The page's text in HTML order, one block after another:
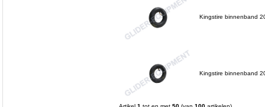
Kingstire binnenband
Kingstire binnenband